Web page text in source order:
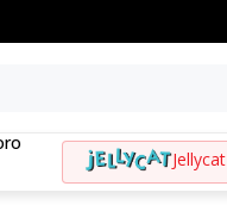
Jellycat